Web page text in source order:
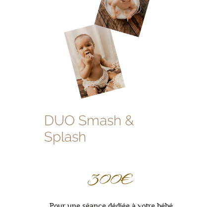
DUO Smash &
Splash
300€